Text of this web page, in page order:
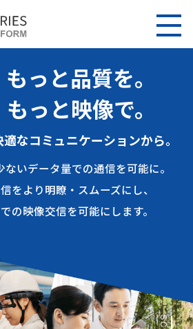
っと品質を。
っと映像で。
なコミュニケーションから。
いデータ量での通信を可能に。
をより明瞭・スムーズにし、
の映像交信を可能にします。